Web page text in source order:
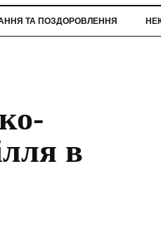
ТА ПОЗДОРОВЛЕННЯ
в